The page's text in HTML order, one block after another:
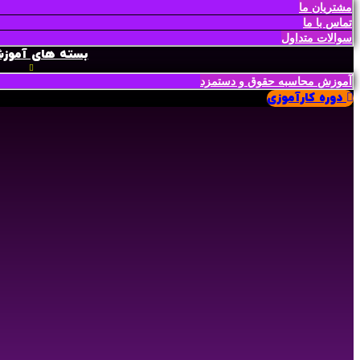
مشتریان ما
تماس با ما
سوالات متداول
بسته های
آموزش محاسبه حقوق و دستمزد
دوره کارآموزی